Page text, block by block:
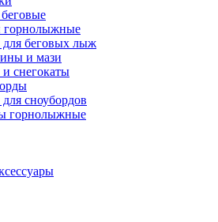
горнолыжные
беговых лыж
и мази
снегокаты
сноубордов
горнолыжные